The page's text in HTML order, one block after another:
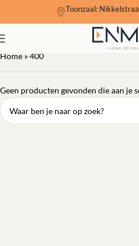
Toonzaal:
400
Home »400
Geen producten gevonden die aan je